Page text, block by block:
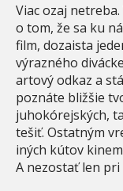
Viac ozaj
o tom, že sa ku
film, dozaista
výrazného
artový odkaz a
poznáte bližšie
juhokórejských,
tešiť. Ostatným
iných kútov
A nezostať len pri